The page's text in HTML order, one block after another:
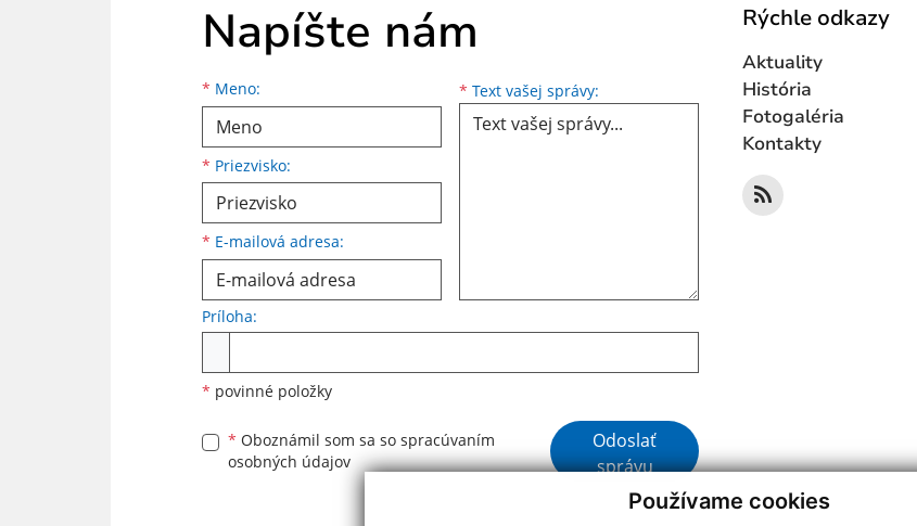
Používame cookies
Napíšte nám
* Meno:
Meno
* Priezvisko:
Priezvisko
* E-mailová adresa:
E-mailová adresa * Text vašej správy: Text vašej správy...
Príloha:
* povinné položky
* Oboznámil som sa so spracúvaním
osobných údajov
Google reCaptcha Response
Odoslať
správu
Rýchle odkazy
Aktuality
História
Fotogaléria
Kontakty